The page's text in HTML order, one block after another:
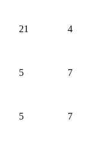
21 4
5 7
5 7